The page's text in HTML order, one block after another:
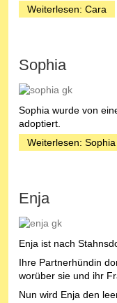
Weiterlesen: Cara
Sophia
Sophia wurde von
adoptiert.
Weiterlesen: Sophia
Enja
Enja ist nach
Ihre Partnerhündin
worüber sie und ihr
Nun wird Enja den